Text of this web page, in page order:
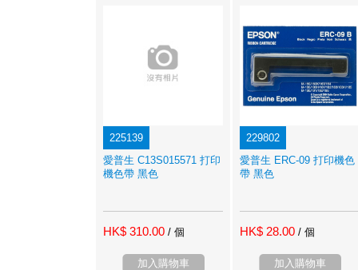
225139
愛普生 C13S015571 打印
機色帶 黑色
HK$ 310.00 / 個
加入購物車
229802
愛普生 ERC-09 打印機色
帶 黑色
HK$ 28.00 / 個
加入購物車